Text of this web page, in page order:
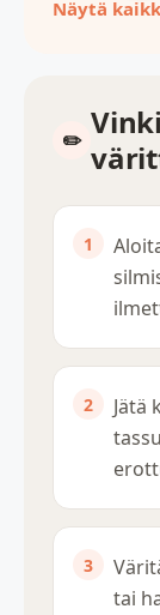
Näytä
Jätä
tai